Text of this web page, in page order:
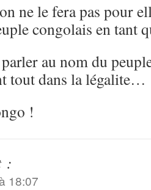
ne le fera pas pour
congolais en tant
au nom du
tout dans la légalite…
!
:
18:07